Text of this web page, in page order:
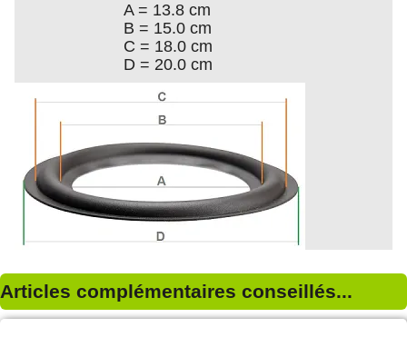
A = 13.8 cm
B = 15.0 cm
C = 18.0 cm
D = 20.0 cm
Articles complémentaires conseillés...